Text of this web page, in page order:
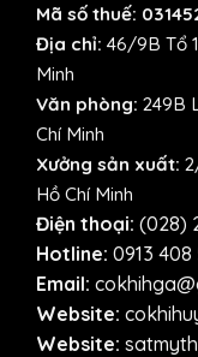
Mã số thuế:
Địa chỉ: 46/9B Tổ
Minh
Văn phòng: 249B
Chí Minh
Xưởng sản xuất:
Hồ Chí Minh
Điện thoại: (028)
Hotline: 0913 408
Email:
Website:
Website: